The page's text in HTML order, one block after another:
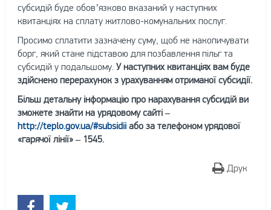
субсидій буде обов’язково вказаний у наступних
квитанціях на сплату житлово-комунальних послуг.
Просимо сплатити зазначену суму, щоб не накопичувати
борг, який стане підставою для позбавлення пільг та
субсидій у подальшому. У наступних квитанціях вам буде
здійснено перерахунок з урахуванням отриманої субсидії.
Більш детальну інформацію про нарахування субсидій ви
зможете знайти на урядовому сайті –
http://teplo.gov.ua/#subsidiiабо за телефоном урядової
«гарячої лінії» – 1545.
Друк